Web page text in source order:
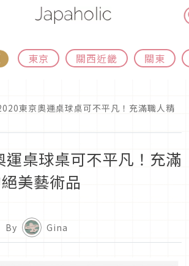
東京 關西近畿 關東
東京奧運桌球桌可不平凡！充滿職人精
桌球桌可不平凡！充滿
美藝術品
By Gina